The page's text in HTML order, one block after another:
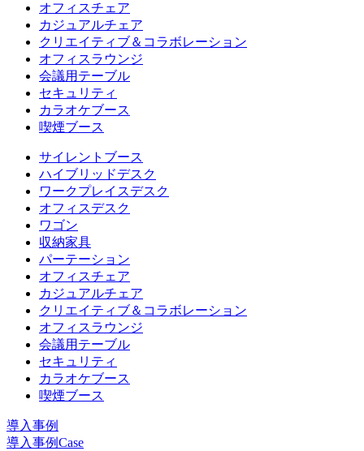
オフィスチェア
カジュアルチェア
クリエイティブ＆コラボレーション
オフィスラウンジ
会議用テーブル
セキュリティ
カラオケブース
喫煙ブース
サイレントブース
ハイブリッドデスク
ワークプレイスデスク
オフィスデスク
ワゴン
収納家具
パーテーション
オフィスチェア
カジュアルチェア
クリエイティブ＆コラボレーション
オフィスラウンジ
会議用テーブル
セキュリティ
カラオケブース
喫煙ブース
導入事例
導入事例Case